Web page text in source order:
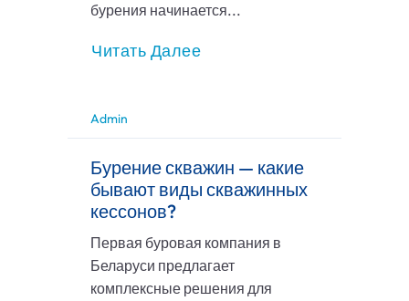
бурения начинается...
Читать Далее
Admin
Бурение скважин — какие
бывают виды скважинных
кессонов?
Первая буровая компания в
Беларуси предлагает
комплексные решения для